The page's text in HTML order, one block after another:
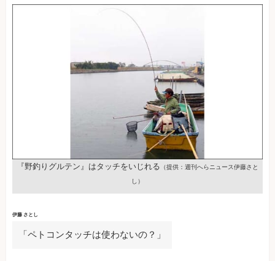
『野釣りグルテン』はタッチをいじれる （提供：週刊へらニュース伊藤さと
し）
伊藤 さとし
「ペトコンタッチは使わないの？」